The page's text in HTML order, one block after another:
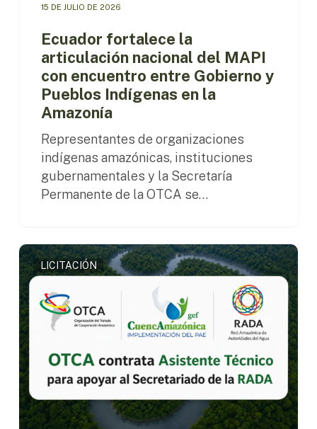
Amazonía
15 DE JULIO DE 2026
Ecuador fortalece la
articulación nacional del MAPI
con encuentro entre Gobierno y
Pueblos Indígenas en la
Amazonía
Representantes de organizaciones
indígenas amazónicas, instituciones
gubernamentales y la Secretaría
Permanente de la OTCA se…
OTCA
contrata
Consultor(a)
Asistente
Técnico
para
apoyar
al
Secretariado
de
la
Red
LICITACIÓN